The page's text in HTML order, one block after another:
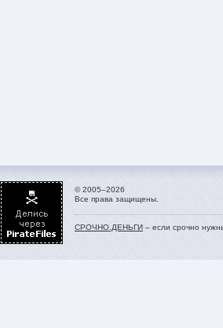
© 2005–2026
Все права защищены.
СРОЧНО.ДЕНЬГИ – если срочно